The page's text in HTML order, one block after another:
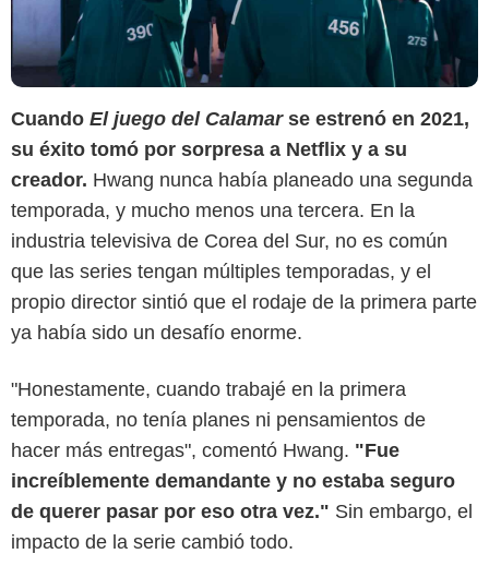
Cuando El juego del Calamar se estrenó en 2021,
su éxito tomó por sorpresa a Netflix y a su
creador. Hwang nunca había planeado una segunda
temporada, y mucho menos una tercera. En la
industria televisiva de Corea del Sur, no es común
que las series tengan múltiples temporadas, y el
propio director sintió que el rodaje de la primera parte
ya había sido un desafío enorme.
"Honestamente, cuando trabajé en la primera
temporada, no tenía planes ni pensamientos de
hacer más entregas", comentó Hwang. "Fue
increíblemente demandante y no estaba seguro
de querer pasar por eso otra vez." Sin embargo, el
impacto de la serie cambió todo.
Netflix